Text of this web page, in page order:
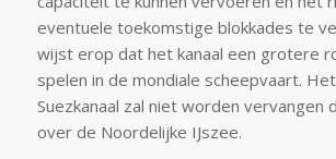
eventuele toekomstige blokkades te
wijst erop dat het kanaal een grotere
spelen in de mondiale scheepvaart.
Suezkanaal zal niet worden vervangen
over de Noordelijke IJszee.